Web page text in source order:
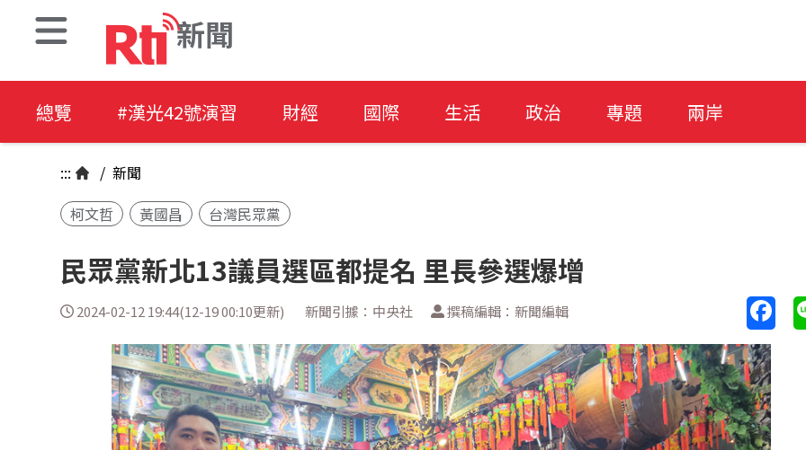
新聞
總覽 #漢光42號演習 財經 國際 生活 政治 專題 兩岸
::: / 新聞
柯文哲
黃國昌 台灣民眾黨
民眾黨新北13議員選區都提名 里長參選爆增
2024-02-12 19:44(12-19 00:10更新) 新聞引據：中央社 撰稿編輯：新聞編輯